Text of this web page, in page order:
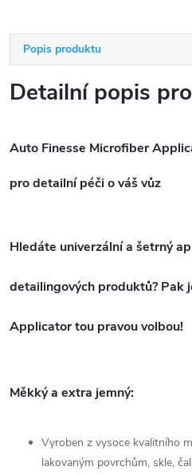
Popis produktu
Detailní popis
Auto Finesse Microfiber
pro detailní péči o váš vůz
Hledáte univerzální a šetrný
detailingových produktů? Pak
Applicator tou pravou volbou!
Měkký a extra jemný:
Vyroben z vysoce kvalitního
lakovaným povrchům, skle,